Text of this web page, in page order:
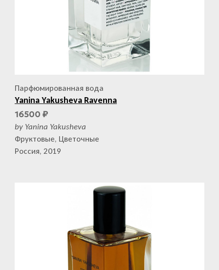
Парфюмированная вода
Yanina Yakusheva Ravenna
16500 ₽
by Yanina Yakusheva
Фруктовые, Цветочные
Россия, 2019